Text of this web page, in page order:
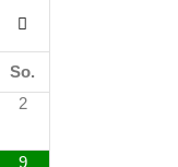
So.
2
9